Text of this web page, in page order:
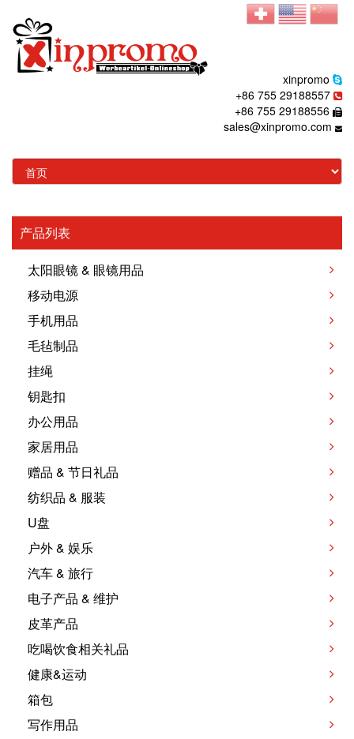
xinpromo
+86 755 29188557
+86 755 29188556
sales@xinpromo.com
产品列表
太阳眼镜 & 眼镜用品
移动电源
手机用品
毛毡制品
挂绳
钥匙扣
办公用品
家居用品
赠品 & 节日礼品
纺织品 & 服装
U盘
户外 & 娱乐
汽车 & 旅行
电子产品 & 维护
皮革产品
吃喝饮食相关礼品
健康&运动
箱包
写作用品